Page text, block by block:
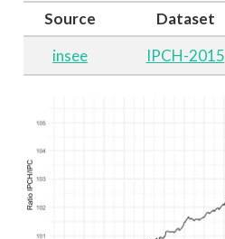
Source Dataset
insee
IPCH-2015